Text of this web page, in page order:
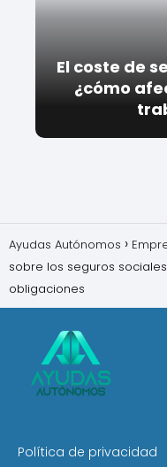
El coste de
¿cómo
Ayudas Autónomos
sobre los seguros
obligaciones
Política de privacidad